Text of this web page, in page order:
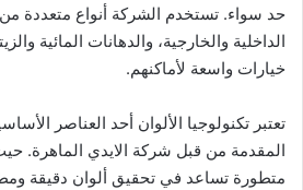
حد سواء. تستخدم الشركة أنواع متعددة من
الداخلية والخارجية، والدهانات المائية
خيارات واسعة لأماكنهم.
تعتبر تكنولوجيا الألوان أحد العناصر
المقدمة من قبل شركة الايدي الماهرة.
متطورة تساعد في تحقيق ألوان دقيقة